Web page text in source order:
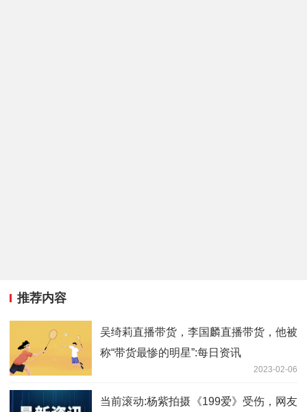
推荐内容
吴绮莉直播带货，李国麟直播带货，他被
称“带货最惨的明星”:每日资讯
2023-02-06
当前滚动:杨紫拍摄《199爱》受伤，网友